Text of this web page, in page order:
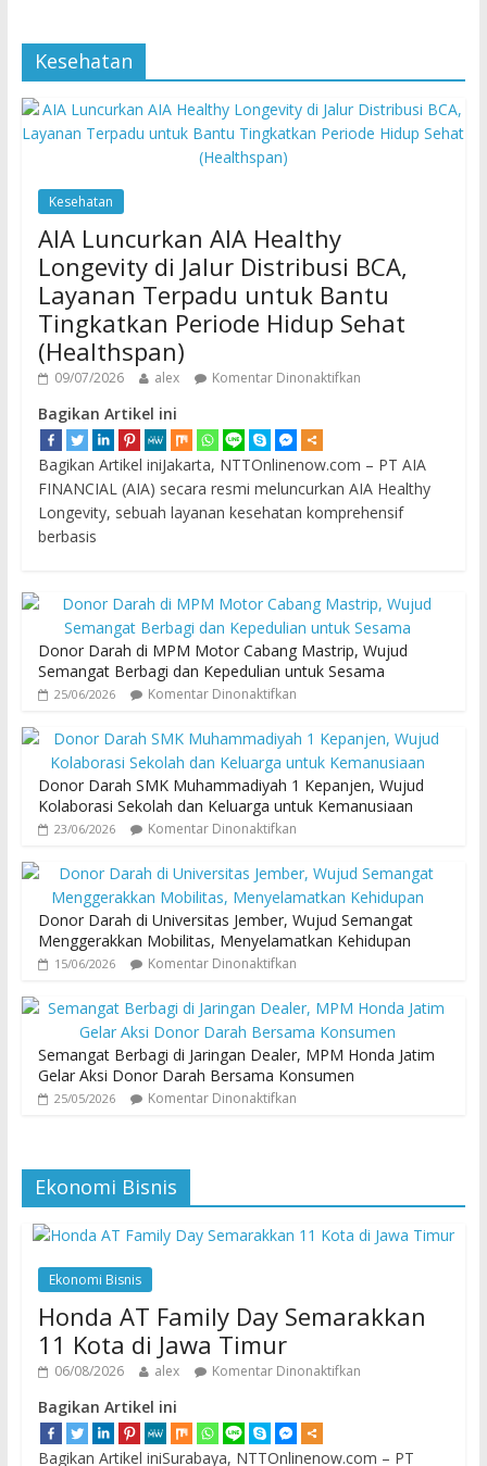
Kesehatan
Kesehatan
AIA Luncurkan AIA Healthy
Longevity di Jalur Distribusi BCA,
Layanan Terpadu untuk Bantu
Tingkatkan Periode Hidup Sehat
(Healthspan)
09/07/2026 alex Komentar Dinonaktifkan
Bagikan Artikel ini
Bagikan Artikel iniJakarta, NTTOnlinenow.com – PT AIA
FINANCIAL (AIA) secara resmi meluncurkan AIA Healthy
Longevity, sebuah layanan kesehatan komprehensif
berbasis
Donor Darah di MPM Motor Cabang Mastrip, Wujud
Semangat Berbagi dan Kepedulian untuk Sesama
25/06/2026 Komentar Dinonaktifkan
Donor Darah SMK Muhammadiyah 1 Kepanjen, Wujud
Kolaborasi Sekolah dan Keluarga untuk Kemanusiaan
23/06/2026 Komentar Dinonaktifkan
Donor Darah di Universitas Jember, Wujud Semangat
Menggerakkan Mobilitas, Menyelamatkan Kehidupan
15/06/2026 Komentar Dinonaktifkan
Semangat Berbagi di Jaringan Dealer, MPM Honda Jatim
Gelar Aksi Donor Darah Bersama Konsumen
25/05/2026 Komentar Dinonaktifkan
Ekonomi Bisnis
Ekonomi Bisnis
Honda AT Family Day Semarakkan
11 Kota di Jawa Timur
06/08/2026 alex Komentar Dinonaktifkan
Bagikan Artikel ini
Bagikan Artikel iniSurabaya, NTTOnlinenow.com – PT